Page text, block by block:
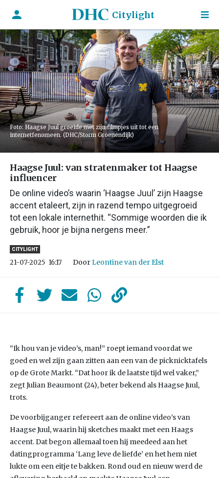
Citylight
Foto: Haagse Juul groeide met zijn filmpjes uit tot een
internetfenomeen. (DHC/Storm Groenendijk)
Haagse Juul: van stratenmaker tot Haagse
influencer
De online video’s waarin ‘Haagse Juul’ zijn Haagse
accent etaleert, zijn in razend tempo uitgegroeid
tot een lokale internethit. “Sommige woorden die ik
gebruik, hoor je bijna nergens meer.”
CITYLIGHT
21-07-2025 16:17 DoorLeontine van der Elst
“Ik hou van je video’s, man!” roept iemand voordat we
goed en wel zijn gaan zitten aan een van de picknicktafels
op de Grote Markt. “Dat hoor ik de laatste tijd wel vaker,”
zegt Julian Beaumont (24), beter bekend als Haagse Juul,
trots.
De voorbijganger refereert aan de online video’s van
Haagse Juul, waarin hij sketches maakt met een Haags
accent. Dat begon allemaal toen hij meedeed aan het
datingprogramma ‘Lang leve de liefde’ en het hem niet
lukte om een eitje te bakken. Rond oud en nieuw werd de